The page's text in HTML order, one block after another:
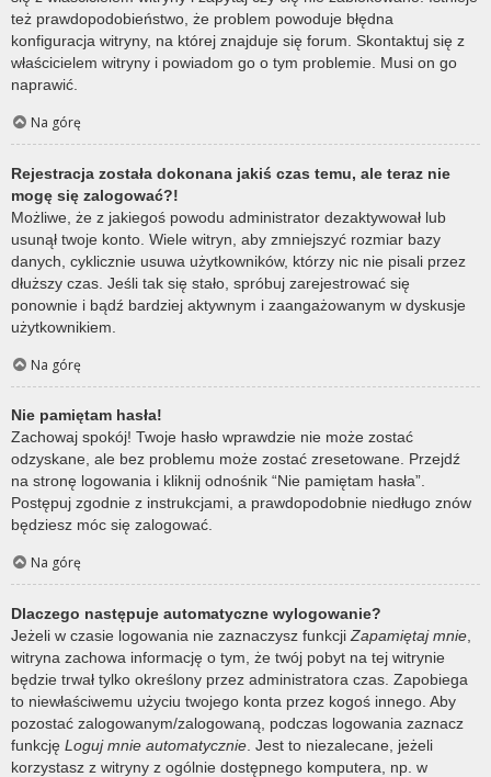
też prawdopodobieństwo, że problem powoduje błędna
konfiguracja witryny, na której znajduje się forum. Skontaktuj się z
właścicielem witryny i powiadom go o tym problemie. Musi on go
naprawić.
Na górę
Rejestracja została dokonana jakiś czas temu, ale teraz nie
mogę się zalogować?!
Możliwe, że z jakiegoś powodu administrator dezaktywował lub
usunął twoje konto. Wiele witryn, aby zmniejszyć rozmiar bazy
danych, cyklicznie usuwa użytkowników, którzy nic nie pisali przez
dłuższy czas. Jeśli tak się stało, spróbuj zarejestrować się
ponownie i bądź bardziej aktywnym i zaangażowanym w dyskusje
użytkownikiem.
Na górę
Nie pamiętam hasła!
Zachowaj spokój! Twoje hasło wprawdzie nie może zostać
odzyskane, ale bez problemu może zostać zresetowane. Przejdź
na stronę logowania i kliknij odnośnik “Nie pamiętam hasła”.
Postępuj zgodnie z instrukcjami, a prawdopodobnie niedługo znów
będziesz móc się zalogować.
Na górę
Dlaczego następuje automatyczne wylogowanie?
Jeżeli w czasie logowania nie zaznaczysz funkcji Zapamiętaj mnie
witryna zachowa informację o tym, że twój pobyt na tej witrynie
będzie trwał tylko określony przez administratora czas. Zapobiega
to niewłaściwemu użyciu twojego konta przez kogoś innego. Aby
pozostać zalogowanym/zalogowaną, podczas logowania zaznacz
funkcję Loguj mnie automatycznie . Jest to niezalecane, jeżeli
korzystasz z witryny z ogólnie dostępnego komputera, np. w